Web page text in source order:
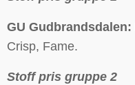
GU Gudbrandsdalen:
Crisp, Fame.
Stoff pris gruppe 2